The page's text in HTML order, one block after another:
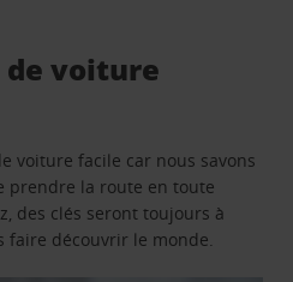
de voiture
voiture facile car nous savons
prendre la route en toute
des clés seront toujours à
découvrir le monde.